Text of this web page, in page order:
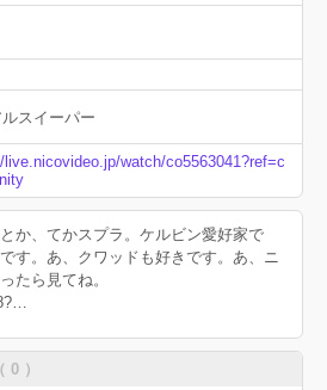
スイーパー
live.nicovideo.jp/watch/co5563041?ref=c
か、てかスプラ。ケルビン愛好家で
す。あ、クワッドも好きです。あ、ニ
たら見てね。
（ 0 ）